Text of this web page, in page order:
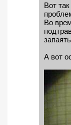
Вот
Во
А вот